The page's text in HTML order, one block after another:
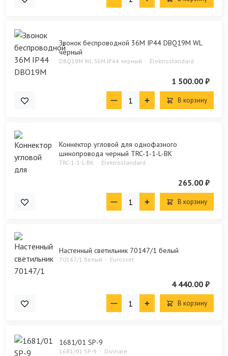
Звонок беспроводной 36M IP44 DBQ19M WL
черный
DBQ19M WL 36M IP44 черный Elektrostandard
1 500.00 ₽
В корзину
Коннектор угловой для однофазного
шинопровода черный TRC-1-1-L-BK
TRC-1-1-L-BK Elektrostandard
265.00 ₽
В корзину
Настенный светильник 70147/1 белый
70147/1 белый Eurosvet
4 440.00 ₽
В корзину
1681/01 SP-9
1681/01 SP-9 Divinare